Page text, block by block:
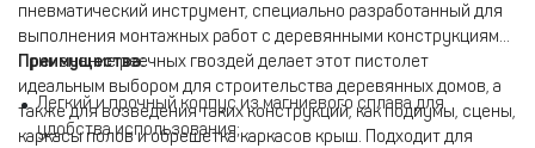
пневматический инструмент, специально разработанный для
выполнения монтажных работ с деревянными конструкциями.
Применение реечных гвоздей делает этот пистолет
идеальным выбором для строительства деревянных домов, а
также для возведения таких конструкций, как подиумы, сцены,
каркасы полов и обрешетка каркасов крыш. Подходит для
Преимущества:
Легкий и прочный корпус из магниевого сплава для
удобства использования;